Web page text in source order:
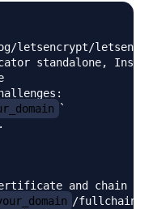
letsencrypt/
standalone,
`
and chain
/